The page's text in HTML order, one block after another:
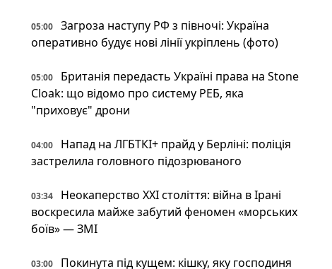
05:00
Загроза наступу РФ з півночі: Україна
оперативно будує нові лінії укріплень (фото)
05:00
Британія передасть Україні права на Stone
Cloak: що відомо про систему РЕБ, яка
"приховує" дрони
04:00
Напад на ЛГБТКІ+ прайд у Берліні: поліція
застрелила головного підозрюваного
03:34
Неокаперство XXI століття: війна в Ірані
воскресила майже забутий феномен «морських
боїв» — ЗМІ
03:00
Покинута під кущем: кішку, яку господиня